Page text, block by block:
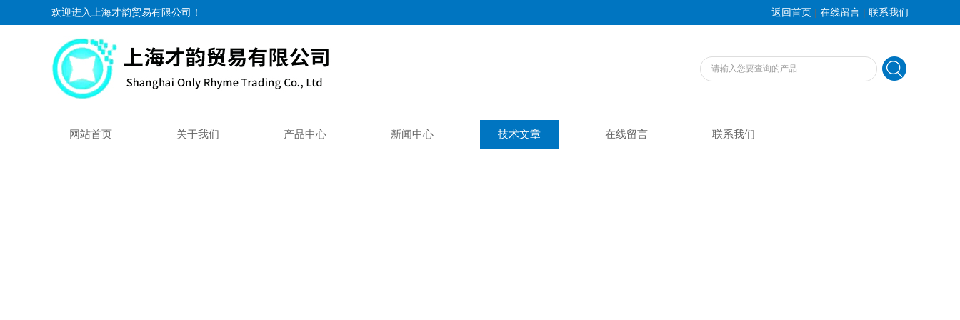
欢迎进入上海才韵贸易有限公司！ 返回首页 | 在线留言 | 联系我们
网站首页 关于我们 产品中心 新闻中心 技术文章 在线留言 联系我们